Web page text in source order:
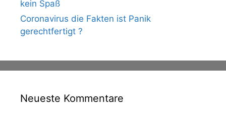
kein Spaß
Coronavirus die Fakten ist Panik
gerechtfertigt ?
Neueste Kommentare